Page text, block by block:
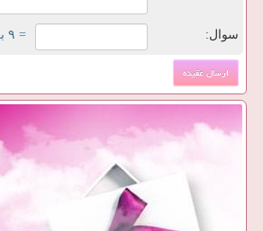
سوال: = ۹ بعلاوه ۵